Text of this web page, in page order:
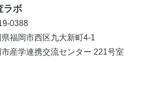
ラボ
0388
福岡市西区九大新町4-1
産学連携交流センター 221号室